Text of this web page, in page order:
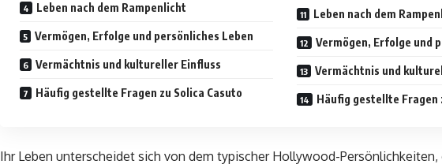
Leben nach dem Rampenlicht
Vermögen, Erfolge und persönliches Leben
Vermächtnis und kultureller Einfluss
Häufig gestellte Fragen zu Solica Casuto
Leben nach dem
Vermögen, Erfolge und
Vermächtnis und
Häufig gestellte Fragen
Ihr Leben unterscheidet sich von dem typischer Hollywood-Persönlichkeiten,